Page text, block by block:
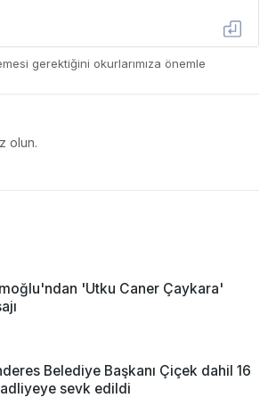
gerektiğini okurlarımıza önemle
olun.
'Utku Caner Çaykara'
Belediye Başkanı Çiçek dahil 16
sevk edildi